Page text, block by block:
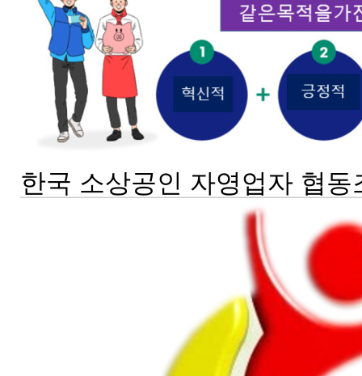
한국 소상공인 자영업자 협동